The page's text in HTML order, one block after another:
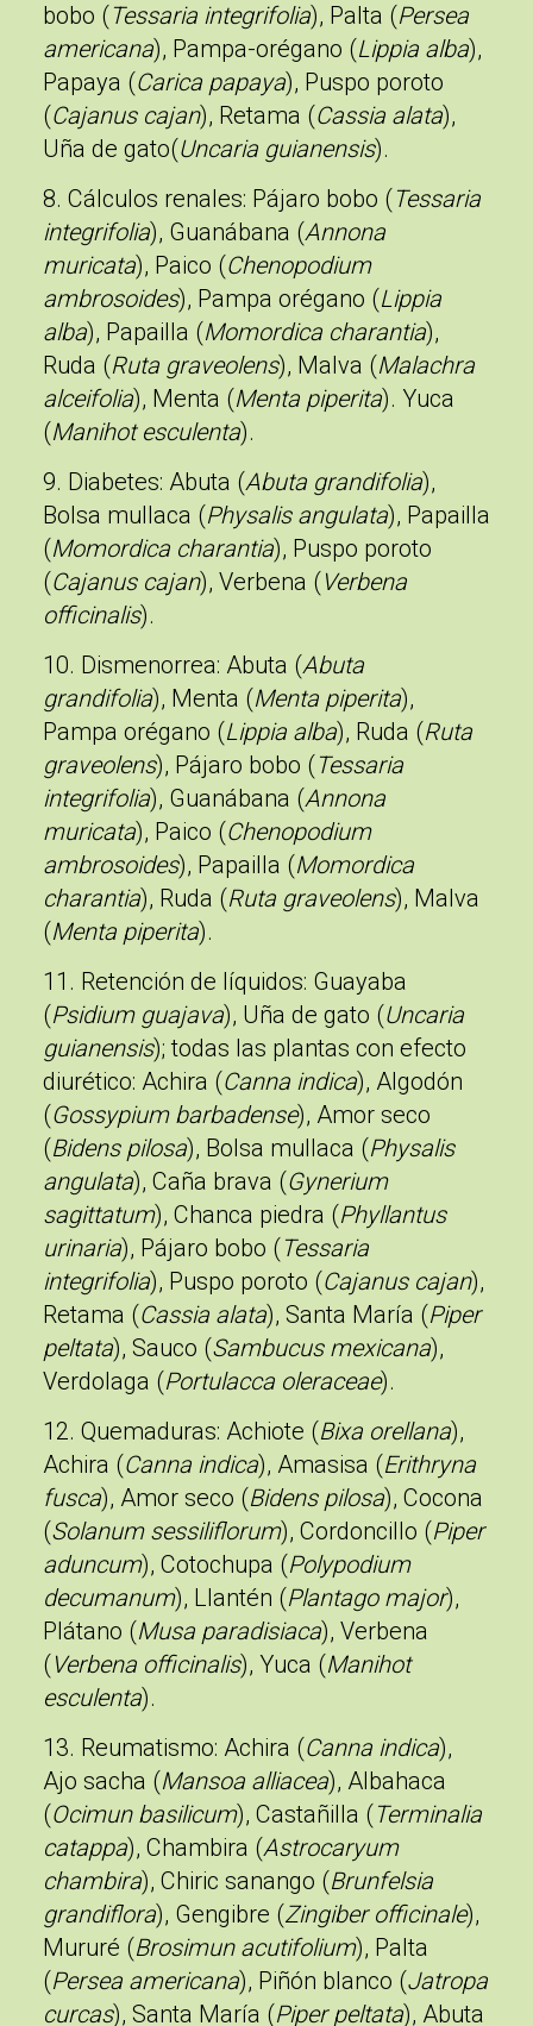
bobo (Tessaria integrifolia), Palta (Persea
americana), Pampa-orégano (Lippia alba),
Papaya (Carica papaya), Puspo poroto
(Cajanus cajan), Retama (Cassia alata),
Uña de gato(Uncaria guianensis).
8. Cálculos renales: Pájaro bobo (Tessaria
integrifolia), Guanábana (Annona
muricata), Paico (Chenopodium
ambrosoides), Pampa orégano (Lippia
alba), Papailla (Momordica charantia),
Ruda (Ruta graveolens), Malva (Malachra
alceifolia), Menta (Menta piperita). Yuca
(Manihot esculenta).
9. Diabetes: Abuta (Abuta grandifolia),
Bolsa mullaca (Physalis angulata), Papailla
(Momordica charantia), Puspo poroto
(Cajanus cajan), Verbena (Verbena
officinalis).
10. Dismenorrea: Abuta (Abuta
grandifolia), Menta (Menta piperita),
Pampa orégano (Lippia alba), Ruda (Ruta
graveolens), Pájaro bobo (Tessaria
integrifolia), Guanábana (Annona
muricata), Paico (Chenopodium
ambrosoides), Papailla (Momordica
charantia), Ruda (Ruta graveolens), Malva
(Menta piperita).
11. Retención de líquidos: Guayaba
(Psidium guajava), Uña de gato (Uncaria
guianensis); todas las plantas con efecto
diurético: Achira (Canna indica), Algodón
(Gossypium barbadense), Amor seco
(Bidens pilosa), Bolsa mullaca (Physalis
angulata), Caña brava (Gynerium
sagittatum), Chanca piedra (Phyllantus
urinaria), Pájaro bobo (Tessaria
integrifolia), Puspo poroto (Cajanus cajan),
Retama (Cassia alata), Santa María (Piper
peltata), Sauco (Sambucus mexicana),
Verdolaga (Portulacca oleraceae).
12. Quemaduras: Achiote (Bixa orellana),
Achira (Canna indica), Amasisa (Erithryna
fusca), Amor seco (Bidens pilosa), Cocona
(Solanum sessiliflorum), Cordoncillo (Piper
aduncum), Cotochupa (Polypodium
decumanum), Llantén (Plantago major),
Plátano (Musa paradisiaca), Verbena
(Verbena officinalis), Yuca (Manihot
esculenta).
13. Reumatismo: Achira (Canna indica),
Ajo sacha (Mansoa alliacea), Albahaca
(Ocimun basilicum), Castañilla (Terminalia
catappa), Chambira (Astrocaryum
chambira), Chiric sanango (Brunfelsia
grandiflora), Gengibre (Zingiber officinale),
Mururé (Brosimun acutifolium), Palta
(Persea americana), Piñón blanco (Jatropa
curcas), Santa María (Piper peltata), Abuta